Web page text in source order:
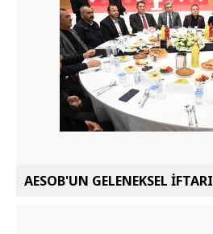
AESOB'UN GELENEKSEL İFTARI